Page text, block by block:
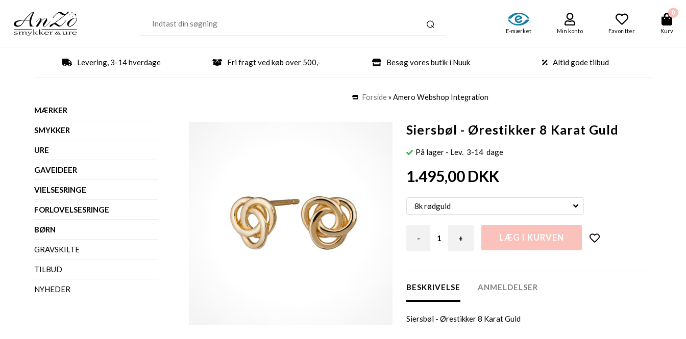
E-mærket Min konto Favoritter
0
Kurv
Levering, 3-14 hverdage Fri fragt ved køb over 500,- Besøg vores butik i Nuuk Altid gode tilbud
MÆRKER
SMYKKER
URE
GAVEIDEER
VIELSESRINGE
FORLOVELSESRINGE
BØRN
GRAVSKILTE
TILBUD
NYHEDER
Forside» Amero Webshop Integration
Siersbøl - Ørestikker 8 Karat Guld
På lager - Lev. 3-14 dage
1.495,00DKK
- +
BESKRIVELSE ANMELDELSER
Siersbøl - Ørestikker 8 Karat Guld